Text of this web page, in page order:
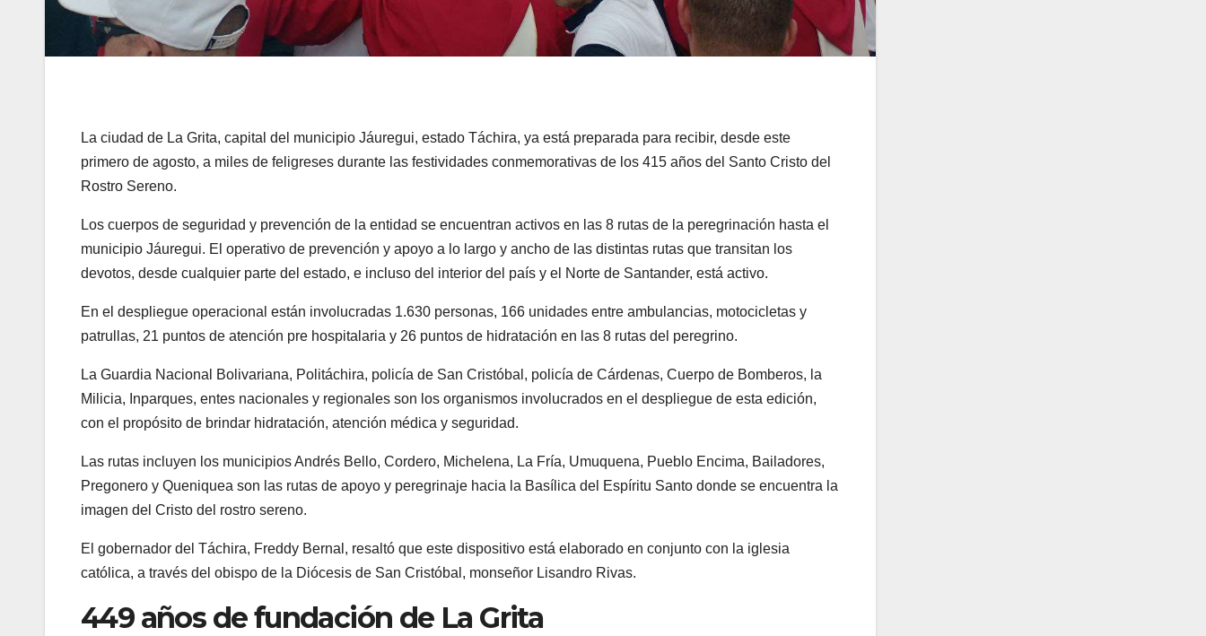
La ciudad de La Grita, capital del municipio Jáuregui, estado Táchira, ya está preparada para recibir, desde este
primero de agosto, a miles de feligreses durante las festividades conmemorativas de los 415 años del Santo Cristo del
Rostro Sereno.
Los cuerpos de seguridad y prevención de la entidad se encuentran activos en las 8 rutas de la peregrinación hasta el
municipio Jáuregui. El operativo de prevención y apoyo a lo largo y ancho de las distintas rutas que transitan los
devotos, desde cualquier parte del estado, e incluso del interior del país y el Norte de Santander, está activo.
En el despliegue operacional están involucradas 1.630 personas, 166 unidades entre ambulancias, motocicletas y
patrullas, 21 puntos de atención pre hospitalaria y 26 puntos de hidratación en las 8 rutas del peregrino.
La Guardia Nacional Bolivariana, Politáchira, policía de San Cristóbal, policía de Cárdenas, Cuerpo de Bomberos, la
Milicia, Inparques, entes nacionales y regionales son los organismos involucrados en el despliegue de esta edición,
con el propósito de brindar hidratación, atención médica y seguridad.
Las rutas incluyen los municipios Andrés Bello, Cordero, Michelena, La Fría, Umuquena, Pueblo Encima, Bailadores,
Pregonero y Queniquea son las rutas de apoyo y peregrinaje hacia la Basílica del Espíritu Santo donde se encuentra la
imagen del Cristo del rostro sereno.
El gobernador del Táchira, Freddy Bernal, resaltó que este dispositivo está elaborado en conjunto con la iglesia
católica, a través del obispo de la Diócesis de San Cristóbal, monseñor Lisandro Rivas.
449 años de fundación de La Grita